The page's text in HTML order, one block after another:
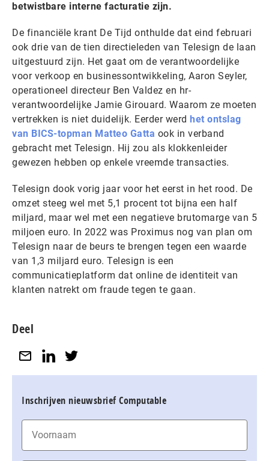
betwistbare interne facturatie zijn.
De financiële krant De Tijd onthulde dat eind februari
ook drie van de tien directieleden van Telesign de laan
uitgestuurd zijn. Het gaat om de verantwoordelijke
voor verkoop en businessontwikkeling, Aaron Seyler,
operationeel directeur Ben Valdez en hr-
verantwoordelijke Jamie Girouard. Waarom ze moeten
vertrekken is niet duidelijk. Eerder werd het ontslag
van BICS-topman Matteo Gatta ook in verband
gebracht met Telesign. Hij zou als klokkenleider
gewezen hebben op enkele vreemde transacties.
Telesign dook vorig jaar voor het eerst in het rood. De
omzet steeg wel met 5,1 procent tot bijna een half
miljard, maar wel met een negatieve brutomarge van 5
miljoen euro. In 2022 was Proximus nog van plan om
Telesign naar de beurs te brengen tegen een waarde
van 1,3 miljard euro. Telesign is een
communicatieplatform dat online de identiteit van
klanten natrekt om fraude tegen te gaan.
Deel
Inschrijven nieuwsbrief Computable